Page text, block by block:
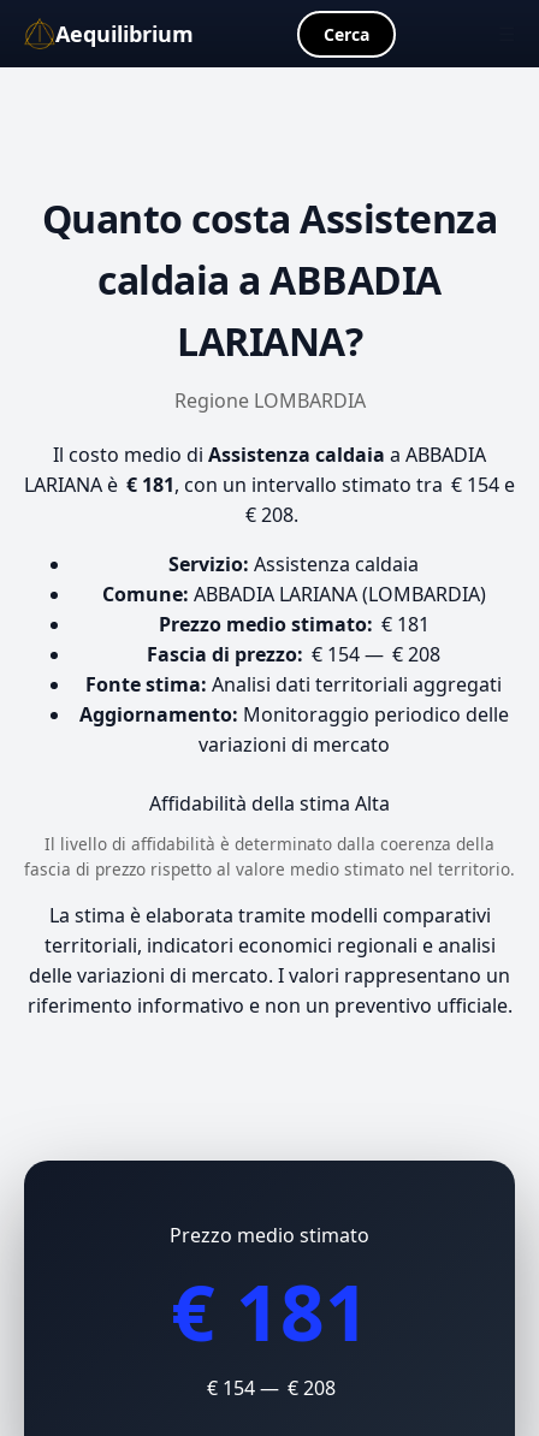
Aequilibrium Cerca
Quanto costaAssistenza
caldaia a ABBADIA
LARIANA?
Regione LOMBARDIA
Il costo medio di Assistenza caldaia a ABBADIA
LARIANA è € 181, con un intervallo stimato tra € 154 e
€ 208.
Servizio: Assistenza caldaia
Comune: ABBADIA LARIANA (LOMBARDIA)
Prezzo medio stimato: € 181
Fascia di prezzo: € 154 — € 208
Fonte stima: Analisi dati territoriali aggregati
Aggiornamento: Monitoraggio periodico delle
variazioni di mercato
Affidabilità della stima Alta
Il livello di affidabilità è determinato dalla coerenza della
fascia di prezzo rispetto al valore medio stimato nel territorio.
La stima è elaborata tramite modelli comparativi
territoriali, indicatori economici regionali e analisi
delle variazioni di mercato. I valori rappresentano un
riferimento informativo e non un preventivo ufficiale.
Prezzo medio stimato
€ 181
€ 154 — € 208